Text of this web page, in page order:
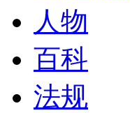
人物
百科
法规